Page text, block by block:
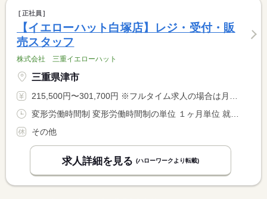
正社員
【イエローハット白塚店】レジ・受付・販
売スタッフ
株式会社 三重イエローハット
三重県津市
215,500円〜301,700円 ※フルタイム求人の場合は月額（換算額）、パート求人の場合は時間額を表示しています。
その他
求人詳細を見る (ハローワークより転載)